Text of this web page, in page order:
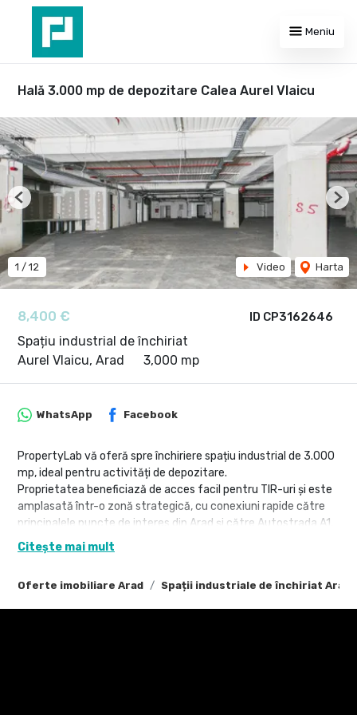
Meniu
Hală 3.000 mp de depozitare Calea Aurel Vlaicu
ID CP3162646
8,400 €
Spațiu industrial de închiriat
Aurel Vlaicu, Arad
3,000 mp
1 / 12 Video Harta
Previous
Oferte imobiliare Arad Spații industriale de închiriat Arad
WhatsApp Facebook
PropertyLab vă oferă spre închiriere spațiu industrial de 3.000
mp, ideal pentru activități de depozitare.
Proprietatea beneficiază de acces facil pentru TIR-uri și este
amplasată într-o zonă strategică, cu conexiuni rapide către
principalele puncte de interes din Arad și către Autostrada A1.
Caracteristici principale:
* Suprafață utilă: 3.000 mp
Citește mai mult